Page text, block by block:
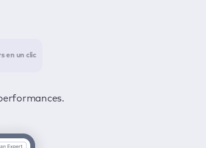
en un clic
vos informations.
et un deuxième